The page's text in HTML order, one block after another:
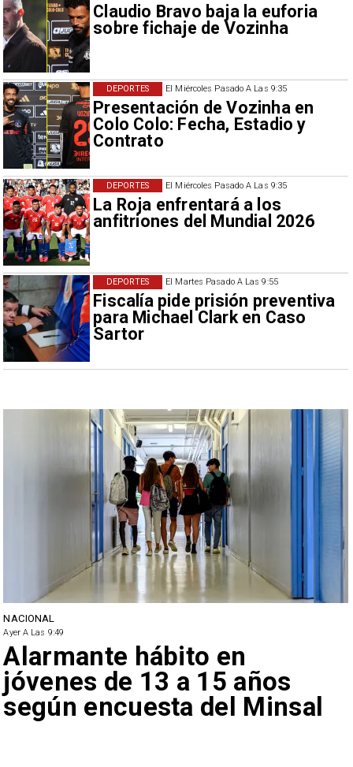
Claudio Bravo baja la euforia
sobre fichaje de Vozinha
El Miércoles Pasado A Las 9:35
Presentación de Vozinha en
Colo Colo: Fecha, Estadio y
Contrato
DEPORTES
El Miércoles Pasado A Las 9:35
La Roja enfrentará a los
anfitriones del Mundial 2026
DEPORTES
El Martes Pasado A Las 9:55
Fiscalía pide prisión preventiva
para Michael Clark en Caso
Sartor
DEPORTES
NACIONAL
Ayer A Las 9:49
Alarmante hábito en
jóvenes de 13 a 15 años
según encuesta del Minsal